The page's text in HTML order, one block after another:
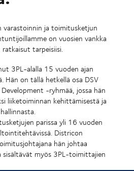
ja toimitusketjun
on vuosien vankka
tarpeisiisi.
3PL-alalla 15 vuoden ajan
Hän on tällä hetkellä osa DSV
-ryhmää, jossa hän
liiketoiminnan kehittämisestä ja
parissa yli 16 vuoden
Districon
hän johtaa
myös 3PL-toimittajien